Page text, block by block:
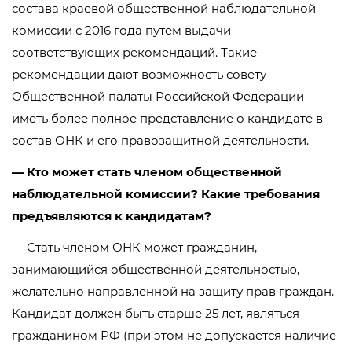
состава краевой общественной наблюдательной
комиссии с 2016 года путем выдачи
соответствующих рекомендаций. Такие
рекомендации дают возможность совету
Общественной палаты Российской Федерации
иметь более полное представление о кандидате в
состав ОНК и его правозащитной деятельности.
— Кто может стать членом общественной
наблюдательной комиссии? Какие требования
предъявляются к кандидатам?
— Стать членом ОНК может гражданин,
занимающийся общественной деятельностью,
желательно направленной на защиту прав граждан.
Кандидат должен быть старше 25 лет, являться
гражданином РФ (при этом не допускается наличие